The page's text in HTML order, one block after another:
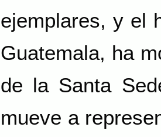
ejemplares, y el
Guatemala, ha
de la Santa
mueve a